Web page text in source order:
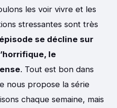
les voir vivre et les
stressantes sont très
se décline sur
le
. Tout est bon dans
nous propose la série
chaque semaine, mais